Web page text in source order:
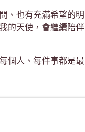
、也有充滿希望的明
的天使，會繼續陪伴
個人、每件事都是最